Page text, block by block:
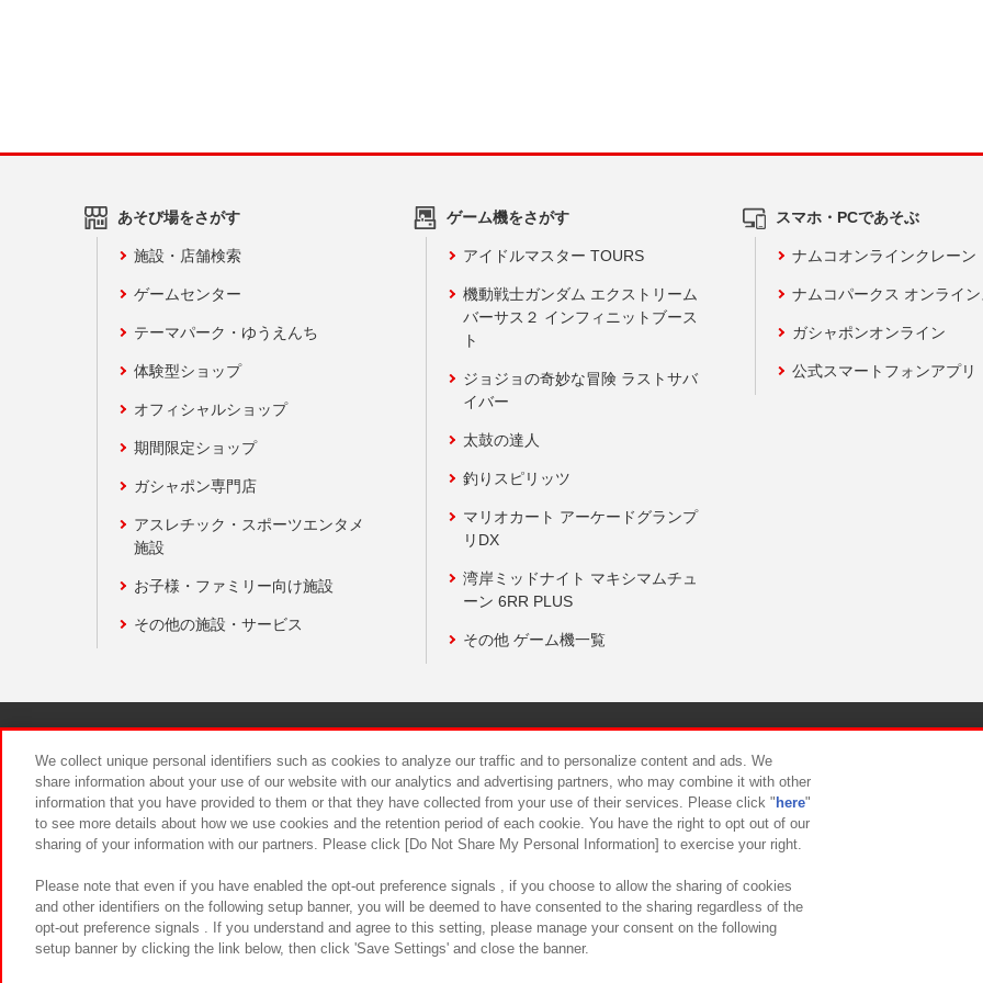
あそび場をさがす
施設・店舗検索
ゲームセンター
テーマパーク・ゆうえんち
体験型ショップ
オフィシャルショップ
期間限定ショップ
ガシャポン専門店
アスレチック・スポーツエンタメ
施設
お子様・ファミリー向け施設
その他の施設・サービス
ゲーム機をさがす
アイドルマスター TOURS
機動戦士ガンダム エクストリーム
バーサス２ インフィニットブース
ト
ジョジョの奇妙な冒険 ラストサバ
イバー
太鼓の達人
釣りスピリッツ
マリオカート アーケードグランプ
リDX
湾岸ミッドナイト マキシマムチュ
ーン 6RR PLUS
その他 ゲーム機一覧
スマホ・PCであそぶ
ナムコオンラインクレーン
ナムコパークス オンライ
ガシャポンオンライン
公式スマートフォンアプリ
食品のご提供について カスタマーハラスメント対応方針
We collect unique personal identifiers such as cookies to analyze our traffic and to personalize content and ads. We
share information about your use of our website with our analytics and advertising partners, who may combine it with other
information that you have provided to them or that they have collected from your use of their services. Please click " here"
to see more details about how we use cookies and the retention period of each cookie. You have the right to opt out of our
sharing of your information with our partners. Please click [Do Not Share My Personal Information] to exercise your right.
Please note that even if you have enabled the opt-out preference signals , if you choose to allow the sharing of cookies
and other identifiers on the following setup banner, you will be deemed to have consented to the sharing regardless of the
opt-out preference signals . If you understand and agree to this setting, please manage your consent on the following
setup banner by clicking the link below, then click 'Save Settings' and close the banner.